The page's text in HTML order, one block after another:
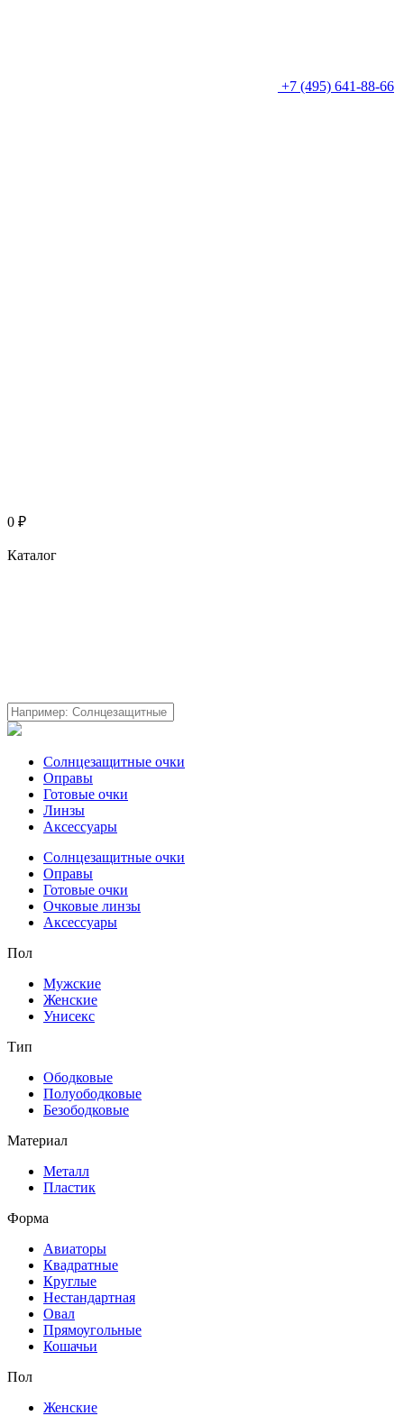
+7 (495) 641-88-66
0 ₽
Каталог
Солнцезащитные очки
Оправы
Готовые очки
Линзы
Аксессуары
Солнцезащитные очки
Оправы
Готовые очки
Очковые линзы
Аксессуары
Пол
Мужские
Женские
Унисекс
Тип
Ободковые
Полуободковые
Безободковые
Материал
Металл
Пластик
Форма
Авиаторы
Квадратные
Круглые
Нестандартная
Овал
Прямоугольные
Кошачьи
Пол
Женские